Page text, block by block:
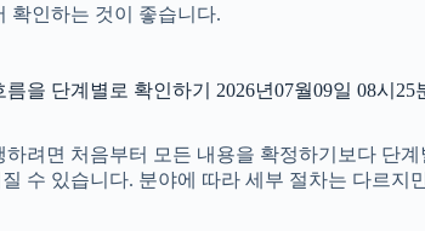
확인하는 것이 좋습니다.
을 단계별로 확인하기 2026년07월09일 08시25
려면 처음부터 모든 내용을 확정하기보다 단
수 있습니다. 분야에 따라 세부 절차는 다르